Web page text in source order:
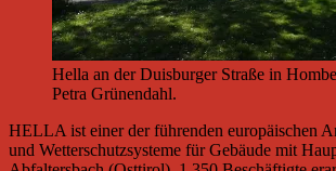
Hella an der Duisburger Straße in
Petra Grünendahl.
HELLA ist einer der führenden europäischen
und Wetterschutzsysteme für Gebäude mit